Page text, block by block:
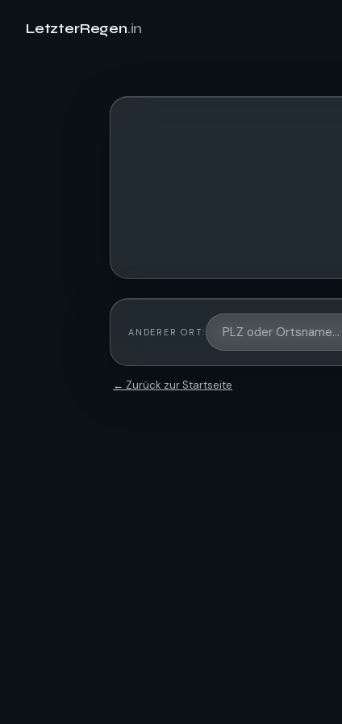
LetzterRegen.in
ANDERER ORT:
← Zurück zur Startseite